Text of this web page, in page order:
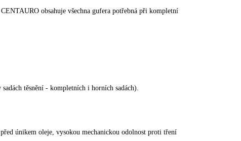
obsahuje všechna gufera potřebná při kompletní
těsnění - kompletních i horních sadách).
únikem oleje, vysokou mechanickou odolnost proti tření